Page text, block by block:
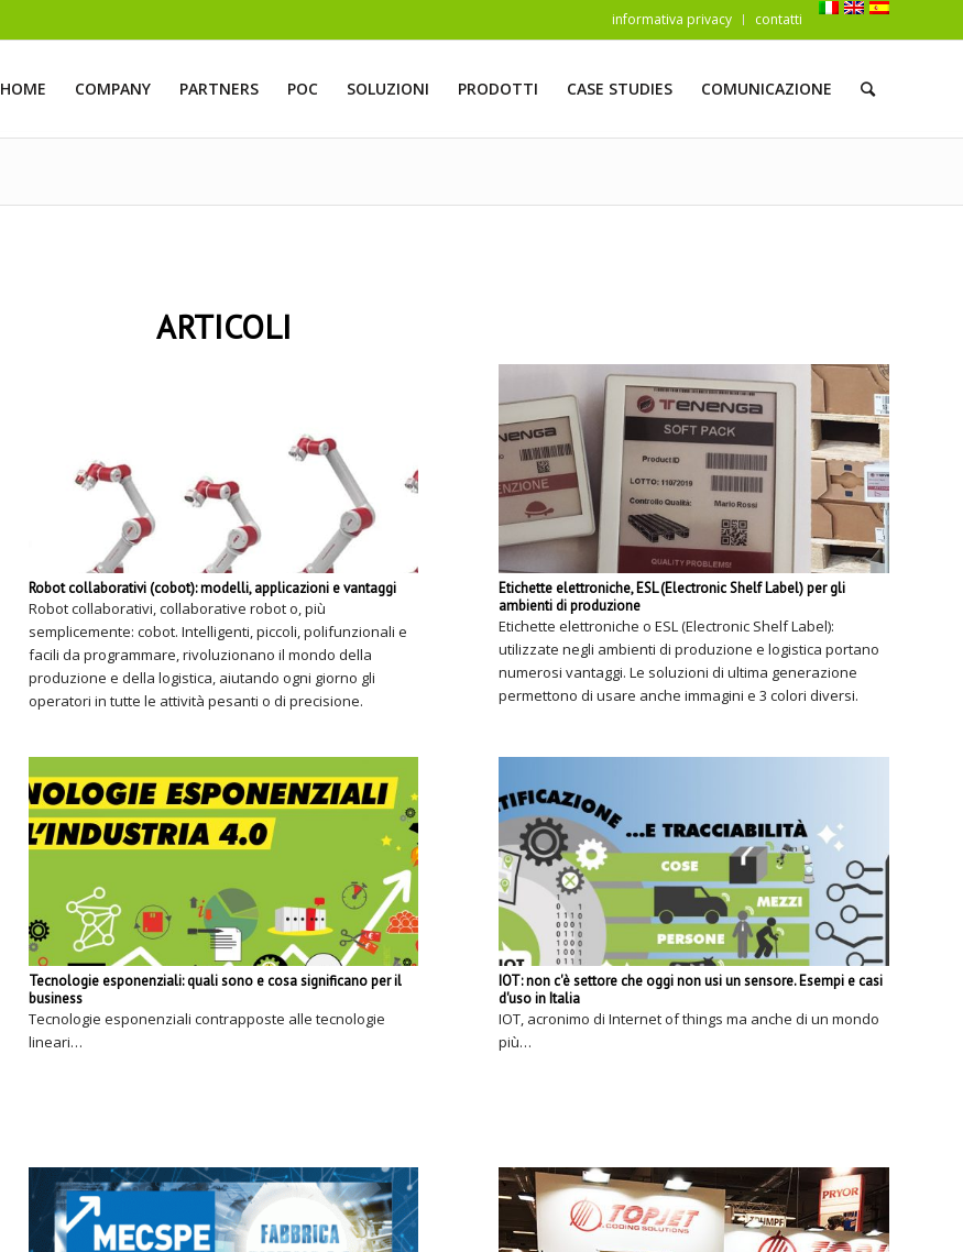
informativa privacy contatti
HOME COMPANY PARTNERS POC SOLUZIONI PRODOTTI CASE STUDIES COMUNICAZIONE
ARTICOLI
Robot collaborativi (cobot): modelli, applicazioni e vantaggi
Robot collaborativi, collaborative robot o, più
semplicemente: cobot. Intelligenti, piccoli, polifunzionali e
facili da programmare, rivoluzionano il mondo della
produzione e della logistica, aiutando ogni giorno gli
operatori in tutte le attività pesanti o di precisione.
Etichette elettroniche, ESL (Electronic Shelf Label) per gli
ambienti di produzione
Etichette elettroniche o ESL (Electronic Shelf Label):
utilizzate negli ambienti di produzione e logistica portano
numerosi vantaggi. Le soluzioni di ultima generazione
permettono di usare anche immagini e 3 colori diversi.
Tecnologie esponenziali: quali sono e cosa significano per il
business
Tecnologie esponenziali contrapposte alle tecnologie
lineari…
IOT: non c'è settore che oggi non usi un sensore. Esempi e casi
d'uso in Italia
IOT, acronimo di Internet of things ma anche di un mondo
più…